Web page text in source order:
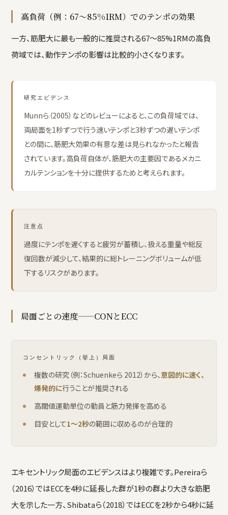
高負荷（例：67〜85%1RM）でのテンポの効果
一方、筋肥大に最も一般的に推奨される67〜85%1RMの高負
荷域では、動作テンポの影響は比較的小さくなります。
研究エビデンス
Munnら（2005）などのレビューによると、この負荷域では、
両局面を1秒ずつで行う速いテンポと3秒ずつの遅いテンポ
との間に、筋肥大効果の有意な差は見られなかったと報告
されています。高負荷自体が、筋肥大の主要因であるメカニ
カルテンションを十分に提供するためと考えられます。
注意点
過度にテンポを遅くすると疲労が蓄積し、扱える重量や総反
復回数が減少して、結果的に総トレーニングボリュームが低
下するリスクがあります。
局面ごとの速度——CONとECC
コンセントリック（挙上）局面
複数の研究（例：Schuenkeら 2012）から、意図的に速く、
爆発的に行うことが推奨される
高閾値運動単位の動員と筋力発揮を高める
目安として1〜2秒の範囲に収めるのが合理的
エキセントリック局面のエビデンスはより複雑です。Pereiraら
（2016）ではECCを4秒に延長した群が1秒の群より大きな筋肥
大を示した一方、Shibataら（2018）ではECCを2秒から4秒に延